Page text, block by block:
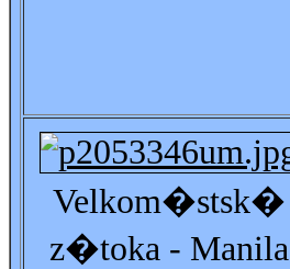
Velkom�stsk�
z�toka - Manila